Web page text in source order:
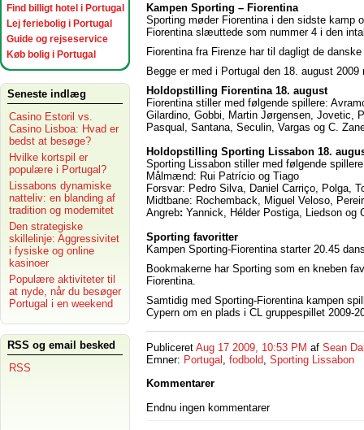
Find billigt hotel i Portugal
Lej feriebolig i Portugal
Guide og rejseservice
Køb bolig i Portugal
Seneste indlæg
Casino Estoril vs.
Casino Lisboa: Hvad er
bedst at besøge?
Hvilke kortspil er
populære i Portugal?
Lissabons dynamiske
natteliv: en blanding af
tradition og modernitet
Den strategiske
skillelinje: Aggressivitet
i fysiske og online
kasinoer
Populære aktiviteter til
at nyde, når du besøger
Portugal i en weekend
RSS og email besked
RSS
Kampen Sporting – Fiorentina
Sporting møder Fiorentina i den sidste kamp
Fiorentina slæuttede som nummer 4 i den
Fiorentina fra Firenze har til dagligt de
Begge er med i Portugal den 18. august 2009
Holdopstilling Fiorentina 18. august
Fiorentina stiller med følgende spillere:
Gilardino, Gobbi, Martin Jørgensen, Jovetic,
Pasqual, Santana, Seculin, Vargas og C.
Holdopstilling Sporting Lissabon 18.
Sporting Lissabon stiller med følgende
Målmænd: Rui Patrício og Tiago
Forsvar: Pedro Silva, Daniel Carriço, Polga,
Midtbane: Rochemback, Miguel Veloso,
Angreb: Yannick, Hélder Postiga, Liedson og
Sporting favoritter
Kampen Sporting-Fiorentina starter 20.45
Bookmakerne har Sporting som en kneben
Fiorentina.
Samtidig med Sporting-Fiorentina kampen
Cypern om en plads i CL gruppespillet 2009-
Publiceret Aug 17 2009, 10:53 PM af Sean
Emner: Portugal , fodbold, Sporting Lissabon
Kommentarer
Endnu ingen kommentarer